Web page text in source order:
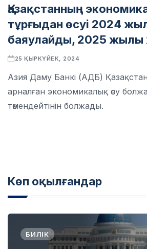
Қазақстанның
тұрғыдан өсуі 2024
баяулайды, 2025 жылы
25 ҚЫРКҮЙЕК, 2024
Азия Даму Банкі (АДБ)
арналған экономикалық өсу
төмендейтінін болжады.
Көп оқылғандар
БИЛІК